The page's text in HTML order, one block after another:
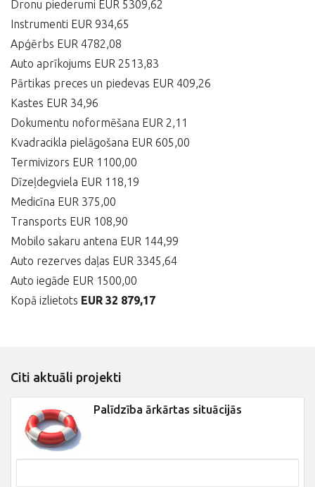
Dronu piederumi EUR 5309,62
Instrumenti EUR 934,65
Apģērbs EUR 4782,08
Auto aprīkojums EUR 2513,83
Pārtikas preces un piedevas EUR 409,26
Kastes EUR 34,96
Dokumentu noformēšana EUR 2,11
Kvadracikla pielāgošana EUR 605,00
Termivizors EUR 1100,00
Dīzeļdegviela EUR 118,19
Medicīna EUR 375,00
Transports EUR 108,90
Mobilo sakaru antena EUR 144,99
Auto rezerves daļas EUR 3345,64
Auto iegāde EUR 1500,00
Kopā izlietots EUR 32 879,17
Citi aktuāli projekti
Palīdzība ārkārtas situācijās